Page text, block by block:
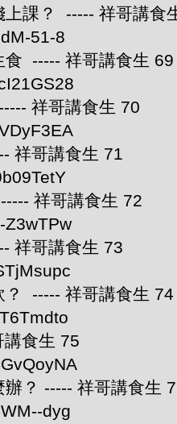
上課？ ----- 祥哥講食
51-8
食 ----- 祥哥講食生 69
祥哥講食生 70
祥哥講食生 71
祥哥講食生 72
Z3wTPw
祥哥講食生 73
？ ----- 祥哥講食生 74
講食生 75
？ ----- 祥哥講食生
dyg